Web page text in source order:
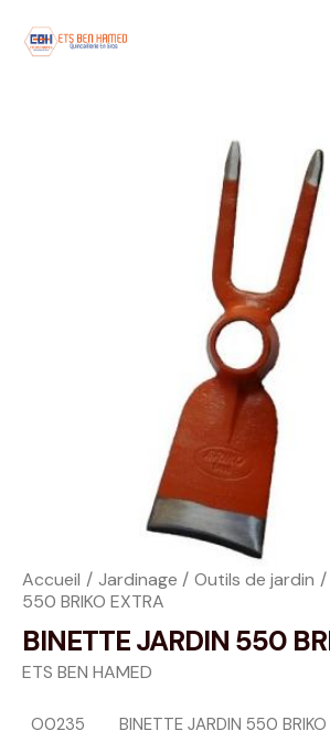
Accueil Jardinage Outils de jardin
550 BRIKO EXTRA
BINETTE JARDIN 550
ETS BEN HAMED
O0235 BINETTE JARDIN 550